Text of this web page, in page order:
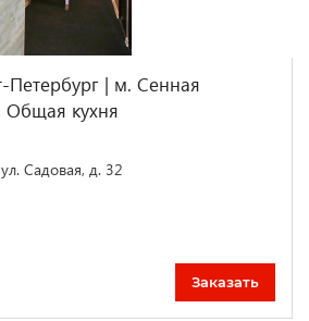
Петербург | м. Сенная
кухня
Садовая, д. 32
Заказать